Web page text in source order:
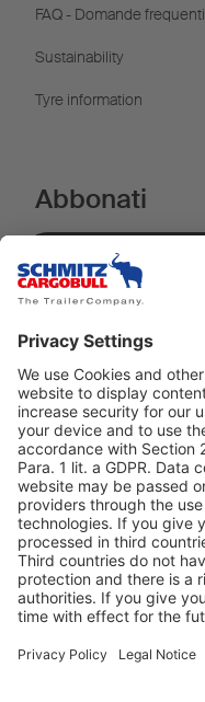
FAQ - Domande frequenti
Sustainability
Tyre information
Abbonati